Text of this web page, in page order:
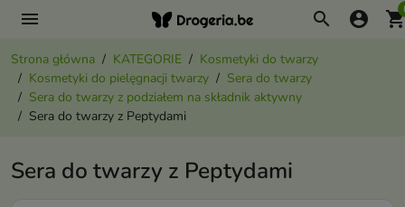
menu search account_circle
Strona główna KATEGORIE
Kosmetyki do twarzy
Kosmetyki do pielęgnacji twarzy
Sera do twarzy
Sera do twarzy z podziałem na składnik aktywny
Sera do twarzy z Peptydami
Sera do twarzy z Peptydami